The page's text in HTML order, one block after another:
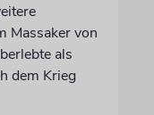
Massaker von
als
dem Krieg